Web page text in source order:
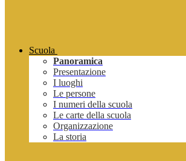
Scuola
Panoramica
Presentazione
I luoghi
Le persone
I numeri della scuola
Le carte della scuola
Organizzazione
La storia